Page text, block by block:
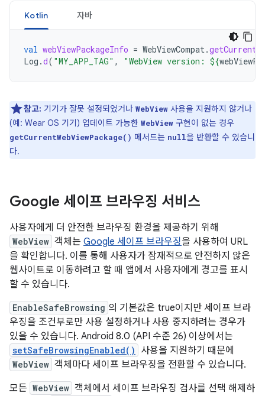
Kotlin 자바
val webViewPackageInfo = WebViewCompat.
Log .d( "MY_APP_TAG" , "WebView version: ${
참고: 기기가 잘못 설정되었거나 WebView 사용을 지원하지 않거나
(예: Wear OS 기기) 업데이트 가능한 WebView 구현이 없는 경우
getCurrentWebViewPackage() 메서드는 null을 반환할 수 있습니
다.
Google 세이프 브라우징 서비스
사용자에게 더 안전한 브라우징 환경을 제공하기 위해
WebView 객체는 Google 세이프 브라우징을 사용하여 URL
을 확인합니다. 이를 통해 사용자가 잠재적으로 안전하지 않은
웹사이트로 이동하려고 할 때 앱에서 사용자에게 경고를 표시
할 수 있습니다.
EnableSafeBrowsing 의 기본값은 true이지만 세이프 브라
우징을 조건부로만 사용 설정하거나 사용 중지하려는 경우가
있을 수 있습니다. Android 8.0 (API 수준 26) 이상에서는
setSafeBrowsingEnabled() 사용을 지원하기 때문에
WebView 객체마다 세이프 브라우징을 전환할 수 있습니다.
모든 WebView 객체에서 세이프 브라우징 검사를 선택 해제하